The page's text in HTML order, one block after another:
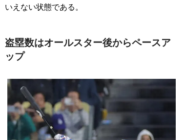
いえない状態である。
盗塁数はオールスター後からペースア
ップ